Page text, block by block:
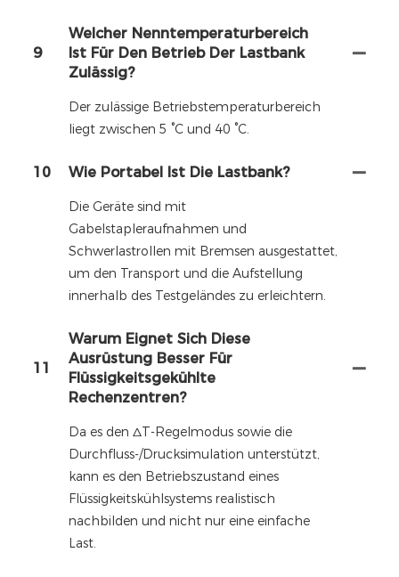
9
Welcher Nenntemperaturbereich
Ist Für Den Betrieb Der Lastbank
Zulässig?
Der zulässige Betriebstemperaturbereich
liegt zwischen 5 °C und 40 °C.
10 Wie Portabel Ist Die Lastbank?
Die Geräte sind mit
Gabelstapleraufnahmen und
Schwerlastrollen mit Bremsen ausgestattet,
um den Transport und die Aufstellung
innerhalb des Testgeländes zu erleichtern.
11
Warum Eignet Sich Diese
Ausrüstung Besser Für
Flüssigkeitsgekühlte
Rechenzentren?
Da es den ΔT-Regelmodus sowie die
Durchfluss-/Drucksimulation unterstützt,
kann es den Betriebszustand eines
Flüssigkeitskühlsystems realistisch
nachbilden und nicht nur eine einfache
Last.